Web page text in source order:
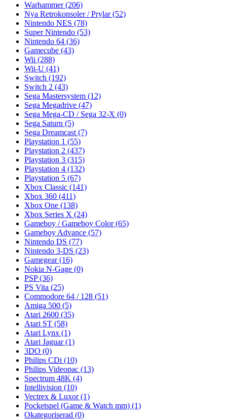
Warhammer(206)
Nya Retrokonsoler / Prylar(52)
Nintendo NES (78)
Super Nintendo (53)
Nintendo 64 (36)
Gamecube (43)
Wii (288)
Wii-U (41)
Switch (192)
Switch 2 (43)
Sega Mastersystem (12)
Sega Megadrive (47)
Sega Mega-CD / Sega 32-X (0)
Sega Saturn (5)
Sega Dreamcast (7)
Playstation 1 (55)
Playstation 2 (437)
Playstation 3 (315)
Playstation 4 (132)
Playstation 5 (67)
Xbox Classic (141)
Xbox 360 (411)
Xbox One (138)
Xbox Series X (24)
Gameboy / Gameboy Color(65)
Gameboy Advance (57)
Nintendo DS (77)
Nintendo 3-DS (23)
Gamegear(16)
Nokia N-Gage (0)
PSP(36)
PS Vita (25)
Commodore 64 / 128 (51)
Amiga 500 (5)
Atari 2600 (35)
Atari ST (58)
Atari Lynx (1)
Atari Jaguar(1)
3DO (0)
Philips CDi (10)
Philips Videopac (13)
Spectrum 48K (4)
Intellivision (10)
Vectrex & Luxor(1)
Pocketspel (Game & Watch mm) (1)
Okategoriserad (0)